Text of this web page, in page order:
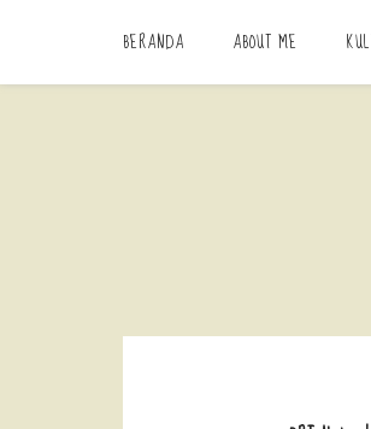
BERANDA ABOUT ME